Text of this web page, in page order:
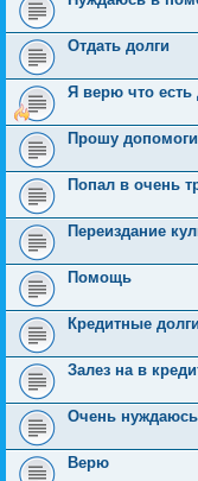
Отдать долги
Я верю что
Прошу допомоги
Попал в очень
Переиздание
Помощь
Кредитные долги
Залез на в
Очень
Верю